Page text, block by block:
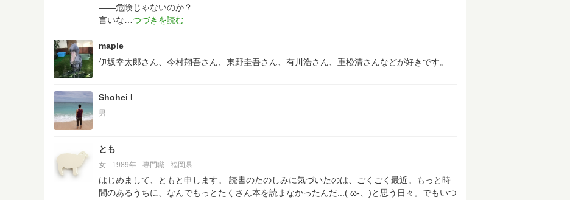
――危険じゃないのか？
言いな
maple
伊坂幸太郎さん、今村翔吾さん、東野圭吾さん、有川浩さん、重松清さんなどが好きです。
Shohei I
男
とも
女 1989年 専門職 福岡県
はじめまして、ともと申します。
読書のたのしみに気づいたのは、ごくごく最近。もっと時
間のあるうちに、なんでもっとたくさん本を読まなかったんだ...( ω-、)と思う日々。でもいつ